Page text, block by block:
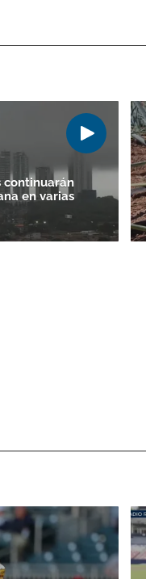
continuarán
en varias